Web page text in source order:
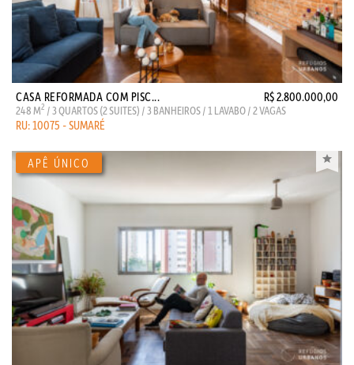
CASA REFORMADA COM PISC... R$ 2.800.000,00
248 M2 / 3 QUARTOS (2 SUITES) / 3 BANHEIROS / 1 LAVABO / 2 VAGAS
RU: 10075 - SUMARÉ